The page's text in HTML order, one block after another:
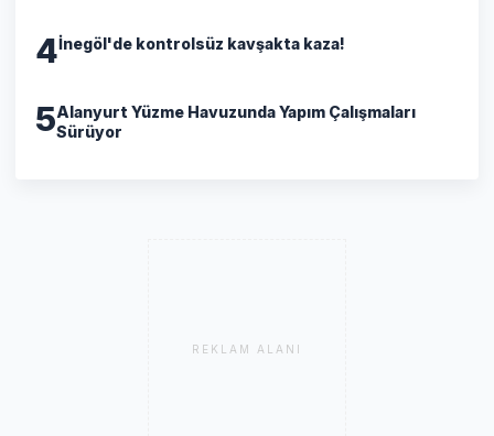
4İnegöl'de kontrolsüz kavşakta kaza!
5Alanyurt Yüzme Havuzunda Yapım Çalışmaları
Sürüyor
REKLAM ALANI